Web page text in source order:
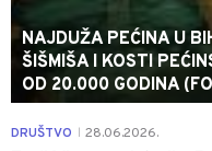
NAJDUŽA PEĆINA U
ŠIŠMIŠA I KOSTI
OD 20.000 GODINA
DRUŠTVO 28.06.2026.